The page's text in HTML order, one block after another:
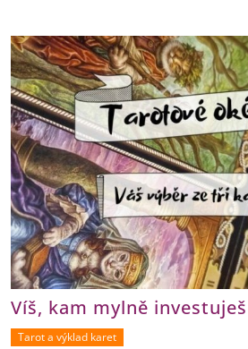
Víš, kam mylně
Tarot a výklad karet